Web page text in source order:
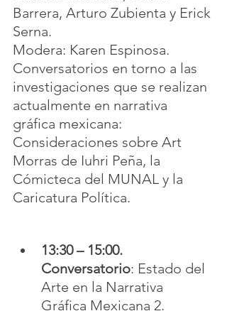
Barrera, Arturo Zubienta y Erick
Serna.
Modera: Karen Espinosa.
Conversatorios en torno a las
investigaciones que se realizan
actualmente en narrativa
gráfica mexicana:
Consideraciones sobre Art
Morras de Iuhri Peña, la
Cómicteca del MUNAL y la
Caricatura Política.
13:30 – 15:00.
Conversatorio: Estado del
Arte en la Narrativa
Gráfica Mexicana 2.